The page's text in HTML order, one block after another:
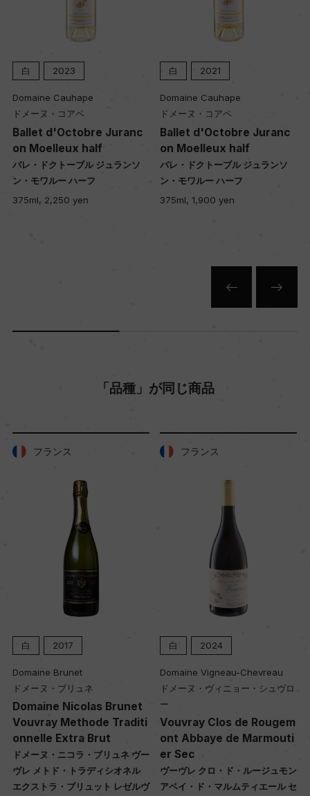
白 2023
Domaine Cauhape
ドメーヌ・コアペ
Ballet d'Octobre Juranc
on Moelleux half
バレ・ドクトーブル ジュランソ
ン・モワルー ハーフ
375ml, 2,250 yen
白 2021
Domaine Cauhape
ドメーヌ・コアペ
Ballet d'Octobre Juranc
on Moelleux half
バレ・ドクトーブル ジュランソ
ン・モワルー ハーフ
375ml, 1,900 yen
「品種」が同じ商品
フランス
白 2017
Domaine Brunet
ドメーヌ・ブリュネ
Domaine Nicolas Brunet
Vouvray Methode Traditi
onnelle Extra Brut
ドメーヌ・ニコラ・ブリュネ ヴー
ヴレ メトド・トラディシオネル
エクストラ・ブリュット レゼルヴ
フランス
白 2024
Domaine Vigneau-Chevreau
ドメーヌ・ヴィニョー・シュヴロ
ー
Vouvray Clos de Rougem
ont Abbaye de Marmouti
er Sec
ヴーヴレ クロ・ド・ルージュモン
アベイ・ド・マルムティエール セ